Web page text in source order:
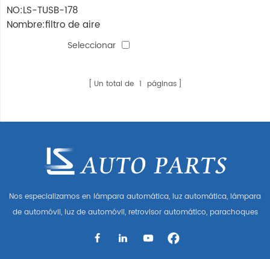
NO:LS-TUSB-178
Nombre:filtro de aire
scinon xd'08-'12Seleccionar
Un total de 1 páginas
Nos especializamos en lámpara automática, luz automática, lámpara
de automóvil, luz de automóvil, retrovisor automático, parachoques
automático, parte del cuerpo automática, etc. y accesorios de